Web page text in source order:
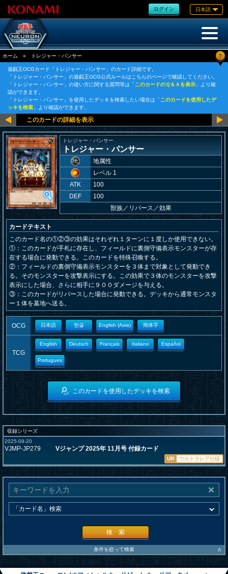
ログイン 日本語
ホーム » トレジャー・パンサー ?
遊戯王OCGカード「トレジャー・パンサー」のカード詳細です。
「トレジャー・パンサー」の遊戯王OCG公式ルールはこちらのページで確認してください。
「トレジャー・パンサー」の使い方に関する質問等は「このカードのＱ＆Ａを表示 」より確
認ができます。
「トレジャー・パンサー」を使用したデッキを検索したい場合は「このカードを使用したデ
ッキを検索 」より確認ができます。
トレジャー・パンサー
トレジャー・パンサー
地属性
レベル 1
ATK
100
DEF
100
獣族／ リバース／効果
カードテキスト
このカード名の①②③の効果はそれぞれ１ターンに１度しか使用できない。
①：このカードが手札に存在し、フィールドに裏側守備表示モンスターが存
在する場合に発動できる。このカードを特殊召喚する。
②：フィールドの裏側守備表示モンスターを３体まで対象として発動でき
る。そのモンスターを攻撃表示にする。この効果で３体のモンスターを攻撃
表示にした場合、さらに相手に９００ダメージを与える。
③：このカードがリバースした場合に発動できる。デッキから通常モンスタ
ー１体を墓地へ送る。
OCG 日本語 한글 English (Asia) 簡体字
TCG
English Deutsch Français Italiano Español
Portugues
このカードを使用したデッキを検索
収録シリーズ
2025-09-20
VJMP-JP279 Vジャンプ 2025年 11月号 付録カード
UR ウルトラレア仕様
検 索
条件を絞って検索 ∧